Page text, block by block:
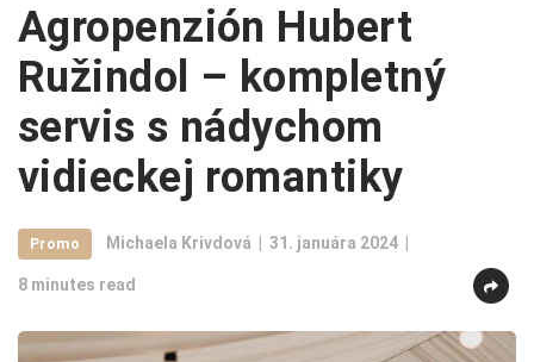
Agropenzión Hubert
Ružindol – kompletný
servis s nádychom
vidieckej romantiky
Promo Michaela Krivdová 31. januára 2024
8 minutes read